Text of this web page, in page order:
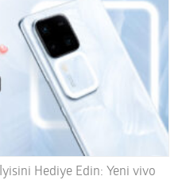
Hediye Edin: Yeni vivo